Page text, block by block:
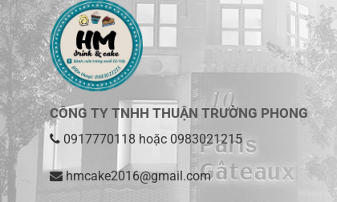
CÔNG TY TNHH THUẬN TRƯỜNG PHONG
0917770118 hoặc 0983021215
hmcake2016@gmail.com